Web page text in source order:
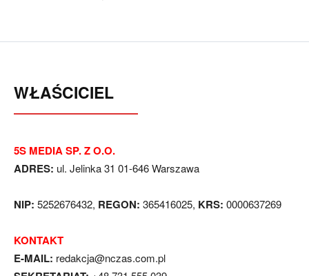
WŁAŚCICIEL
5S MEDIA SP. Z O.O.
ADRES: ul. Jelinka 31 01-646 Warszawa
NIP: 5252676432, REGON: 365416025, KRS: 0000637269
KONTAKT
E-MAIL: redakcja@nczas.com.pl